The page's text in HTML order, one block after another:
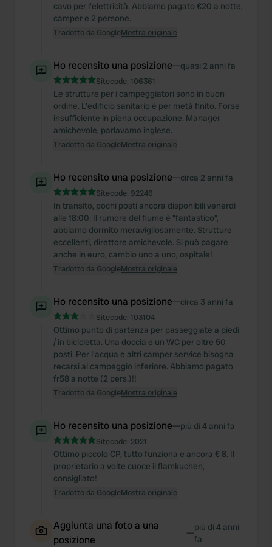
cavo per l'elettricità. Abbiamo pagato €20 a notte,
camper e 2 persone.
Tradotto da GoogleMostra originale
Ho recensito una posizione—quasi 2 anni fa
Sitecode: 106361
Le strutture per i campeggiatori sono in buon
ordine. L'edificio sanitario è per metà finito. Forse
insufficiente in piena occupazione. Manager
amichevole, parlavamo inglese.
Tradotto da GoogleMostra originale
Ho recensito una posizione—circa 2 anni fa
Sitecode: 92246
In transito, pochi posti ancora disponibili venerdì
alle 18:00. Il rumore del fiume è "fantastico",
abbiamo dormito meravigliosamente. Strutture
eccellenti, direttore amichevole. Si può pagare
anche in euro, cambio uno a uno, ospitale!
Tradotto da GoogleMostra originale
Ho recensito una posizione—circa 3 anni fa
Sitecode: 103104
Ottimo punto di partenza per passeggiate a piedi
/ in bicicletta. Una doccia e un WC per oltre 50
posti. Per l'acqua e altri camper service bisogna
recarsi al campeggio inferiore. Abbiamo pagato
fr58 a notte (2 pers.)!!
Tradotto da GoogleMostra originale
Ho recensito una posizione—più di 4 anni fa
Sitecode: 2021
Ottimo piccolo CP, tutto funziona e ancora € 8. Il
proprietario a volte cuoce il flamkuchen,
consigliato!
Tradotto da GoogleMostra originale
Aggiunta una foto a una
posizione
—più di 4 anni
fa